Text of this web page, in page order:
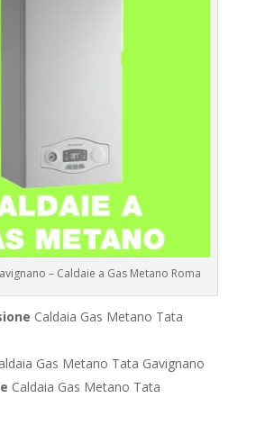
– Caldaie a Gas Metano Roma
Caldaia Gas Metano Tata
Gas Metano Tata Gavignano
Caldaia Gas Metano Tata